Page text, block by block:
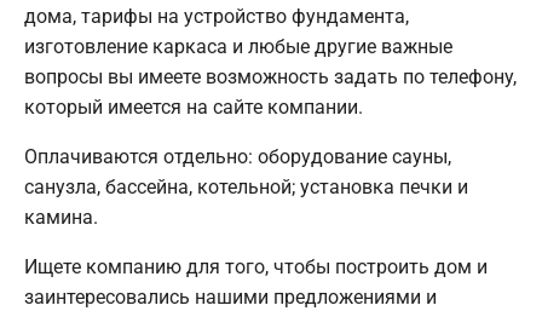
дома, тарифы на устройство фундамента,
изготовление каркаса и любые другие важные
вопросы вы имеете возможность задать по телефону,
который имеется на сайте компании.
Оплачиваются отдельно: оборудование сауны,
санузла, бассейна, котельной; установка печки и
камина.
Ищете компанию для того, чтобы построить дом и
заинтересовались нашими предложениями и